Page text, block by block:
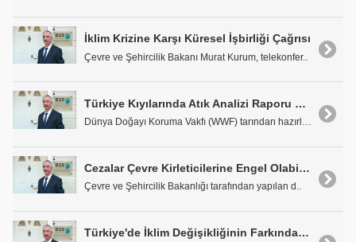
İklim Krizine Karşı Küresel İşbirliği Çağrısı
Çevre ve Şehircilik Bakanı Murat Kurum, telekonfer..
Türkiye Kıyılarında Atık Analizi Raporu Yayımlandı
Dünya Doğayı Koruma Vakfı (WWF) tarından hazırlana..
Cezalar Çevre Kirleticilerine Engel Olabilir mi?
Çevre ve Şehircilik Bakanlığı tarafından yapılan d..
Türkiye'de İklim Değişikliğinin Farkında Olan Lider Şirketler